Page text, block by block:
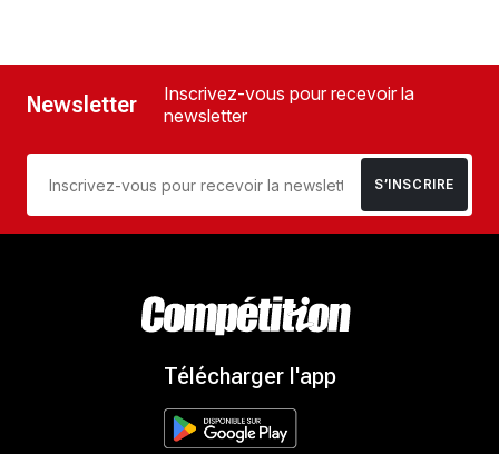
Newsletter
Inscrivez-vous pour recevoir la
newsletter
S’INSCRIRE
Télécharger l'app